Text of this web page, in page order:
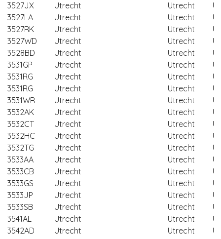
3527JX
Utrecht Utrecht
3527LA
Utrecht Utrecht
3527RK
Utrecht Utrecht
3527WD
Utrecht Utrecht
3528BD
Utrecht Utrecht
3531GP
Utrecht Utrecht
3531RG
Utrecht Utrecht
3531RG
Utrecht Utrecht
3531WR
Utrecht Utrecht
3532AK
Utrecht Utrecht
3532CT
Utrecht Utrecht
3532HC
Utrecht Utrecht
3532TG
Utrecht Utrecht
3533AA
Utrecht Utrecht
3533CB
Utrecht Utrecht
3533GS
Utrecht Utrecht
3533JP
Utrecht Utrecht
3533SB
Utrecht Utrecht
3541AL
Utrecht Utrecht
3542AD
Utrecht Utrecht